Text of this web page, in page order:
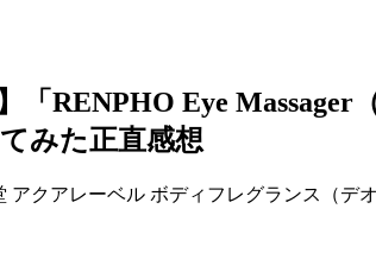
「RENPHO Eye Massager
みた正直感想